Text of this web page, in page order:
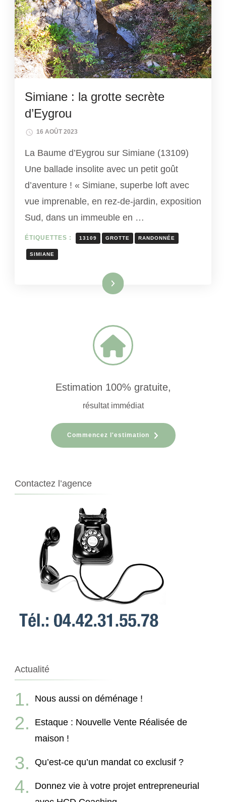
Simiane : la grotte secrète
d’Eygrou
16 AOÛT 2023
La Baume d’Eygrou sur Simiane (13109)
Une ballade insolite avec un petit goût
d’aventure ! « Simiane, superbe loft avec
vue imprenable, en rez-de-jardin, exposition
Sud, dans un immeuble en …
ÉTIQUETTES : 13109 GROTTE RANDONNÉE
SIMIANE
Lire la suite
Estimation 100% gratuite,
résultat immédiat
Commencez l'estimation
Contactez l’agence
Actualité
Nous aussi on déménage !
Estaque : Nouvelle Vente Réalisée de
maison !
Qu’est-ce qu’un mandat co exclusif ?
Donnez vie à votre projet entrepreneurial